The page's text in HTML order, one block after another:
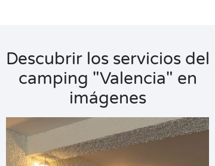
Descubrir los servicios del
camping "Valencia" en
imágenes